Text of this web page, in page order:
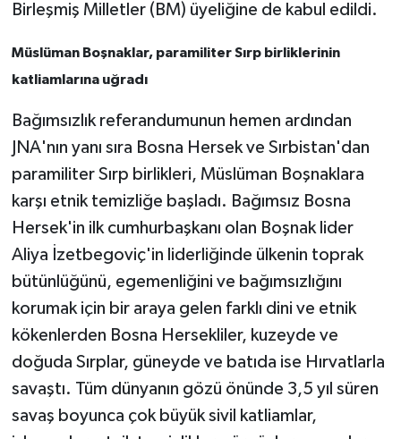
Birleşmiş Milletler (BM) üyeliğine de kabul edildi.
Müslüman Boşnaklar, paramiliter Sırp birliklerinin
katliamlarına uğradı
Bağımsızlık referandumunun hemen ardından
JNA'nın yanı sıra Bosna Hersek ve Sırbistan'dan
paramiliter Sırp birlikleri, Müslüman Boşnaklara
karşı etnik temizliğe başladı. Bağımsız Bosna
Hersek'in ilk cumhurbaşkanı olan Boşnak lider
Aliya İzetbegoviç'in liderliğinde ülkenin toprak
bütünlüğünü, egemenliğini ve bağımsızlığını
korumak için bir araya gelen farklı dini ve etnik
kökenlerden Bosna Hersekliler, kuzeyde ve
doğuda Sırplar, güneyde ve batıda ise Hırvatlarla
savaştı. Tüm dünyanın gözü önünde 3,5 yıl süren
savaş boyunca çok büyük sivil katliamlar,